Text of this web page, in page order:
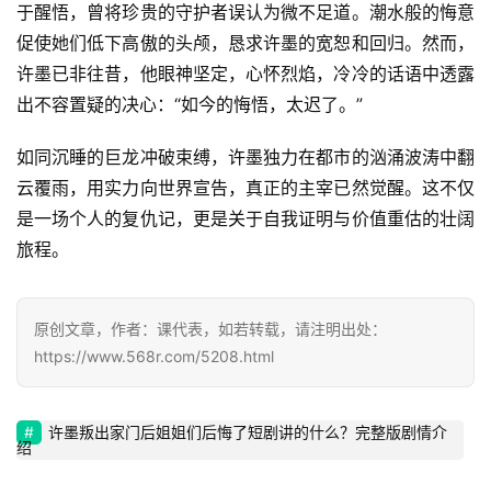
页
📖
墨
语
文
集
🔥
于醒悟，曾将珍贵的守护者误认为微不足道。潮水般的悔意
促使她们低下高傲的头颅，恳求许墨的宽恕和回归。然而，
许墨已非往昔，他眼神坚定，心怀烈焰，冷冷的话语中透露
出不容置疑的决心：“如今的悔悟，太迟了。”
如同沉睡的巨龙冲破束缚，许墨独力在都市的汹涌波涛中翻
云覆雨，用实力向世界宣告，真正的主宰已然觉醒。这不仅
是一场个人的复仇记，更是关于自我证明与价值重估的壮阔
旅程。
原创文章，作者：课代表，如若转载，请注明出处：
https://www.568r.com/5208.html
许墨叛出家门后姐姐们后悔了短剧讲的什么？完整版剧情介
绍